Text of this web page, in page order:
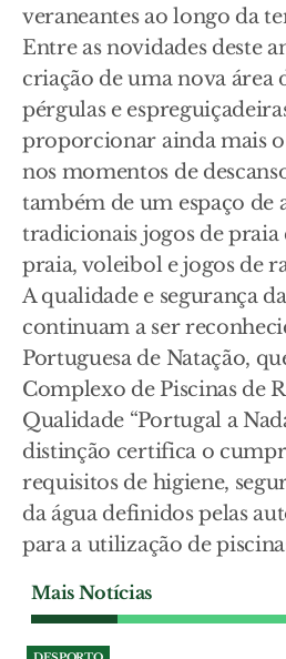
veraneantes ao longo da
Entre as novidades deste
criação de uma nova área
pérgulas e
proporcionar ainda mais
nos momentos de
também de um espaço de
tradicionais jogos de
praia, voleibol e jogos de
A qualidade e segurança
continuam a ser
Portuguesa de Natação,
Complexo de Piscinas de
Qualidade “Portugal a
distinção certifica o
requisitos de higiene,
da água definidos pelas
para a utilização de
Mais Notícias